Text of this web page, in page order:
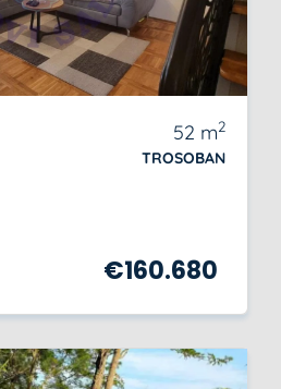
52 m2
TROSOBAN
€160.680